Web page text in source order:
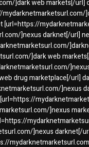
]dark web markets[/url]
[url=https://
]nexus darknet[/url]
]dark web
drug marketplace[/url]
]nexus
]nexus
]nexus darknet[/